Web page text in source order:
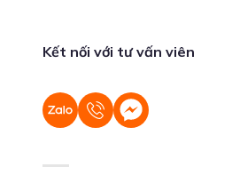
Kết nối với tư vấn viên